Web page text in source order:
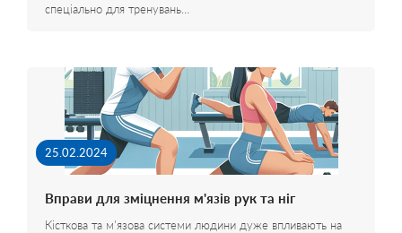
спеціально для тренувань…
25.02.2024
Вправи для зміцнення м'язів рук та ніг
Кісткова та м'язова системи людини дуже впливають на